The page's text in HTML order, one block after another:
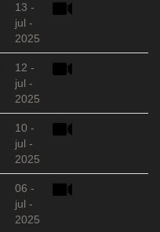
13 -
jul -
2025
12 -
jul -
2025
10 -
jul -
2025
06 -
jul -
2025